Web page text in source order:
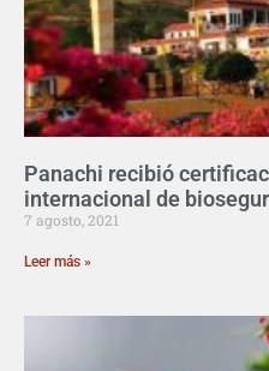
Panachi recibió
internacional de
7 agosto, 2021
Leer más »